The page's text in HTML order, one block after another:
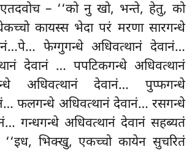
– ‘‘को नु खो, भन्ते, हेतु, को
कायस्स भेदा परं मरणा सारगन्धे
फेग्गुगन्धे अधिवत्थानं देवानं…
देवानं … पपटिकगन्धे अधिवत्थानं
अधिवत्थानं देवानं… पुप्फगन्धे
फलगन्धे अधिवत्थानं देवानं… रसगन्धे
गन्धगन्धे अधिवत्थानं देवानं सहब्यतं
‘‘इध, भिक्खु, एकच्चो कायेन सुचरितं